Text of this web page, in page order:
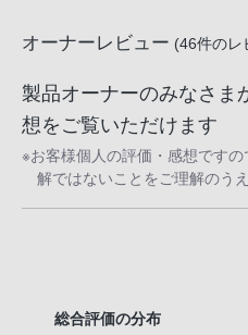
オーナーレビュー (46件のレ
製品オーナーのみなさま
想をご覧いただけます
※お客様個人の評価・感想です
解ではないことをご理解のう
総合評価の分布